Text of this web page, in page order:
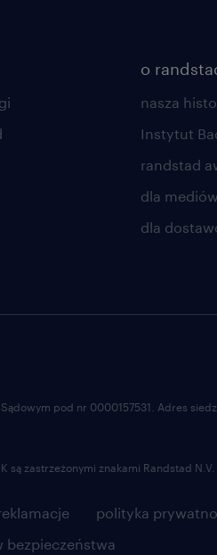
o
nasza
Instytut
randstad
dla mediów
dla
polityka
bezpieczeństwa
pod nr 0000157531. Adres
są zastrzeżonymi znakami Randstad